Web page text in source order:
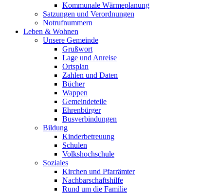
Kommunale Wärmeplanung
Satzungen und Verordnungen
Notrufnummern
Leben & Wohnen
Unsere Gemeinde
Grußwort
Lage und Anreise
Ortsplan
Zahlen und Daten
Bücher
Wappen
Gemeindeteile
Ehrenbürger
Busverbindungen
Bildung
Kinderbetreuung
Schulen
Volkshochschule
Soziales
Kirchen und Pfarrämter
Nachbarschaftshilfe
Rund um die Familie